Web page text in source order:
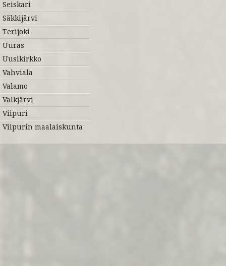
Seiskari
Säkkijärvi
Terijoki
Uuras
Uusikirkko
Vahviala
Valamo
Valkjärvi
Viipuri
Viipurin maalaiskunta